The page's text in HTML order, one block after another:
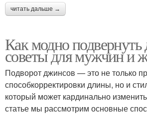
читать дальше →
Как модно
советы для мужчин и
Подворот джинсов — это не только
способкорректировки длины, но и
который может кардинально
статье мы рассмотрим основные